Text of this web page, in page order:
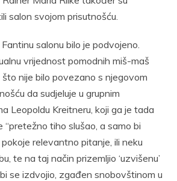
salon svojom prisutnošću.
salonu bilo je podvojeno.
vrijednost pomodnih miš-maš
što nije bilo povezano s njegovom
da sudjeluje u grupnim
Leopoldu Kreitneru, koji ga je tada
“pretežno tiho slušao, a samo bi
relevantno pitanje, ili neku
te na taj način prizemljio ‘uzvišenu’
se izdvojio, zgađen snobovštinom u